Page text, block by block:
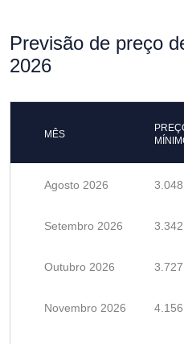
Previsão de preço
2026
MÊS
Agosto 2026
Setembro 2026
Outubro 2026
Novembro 2026